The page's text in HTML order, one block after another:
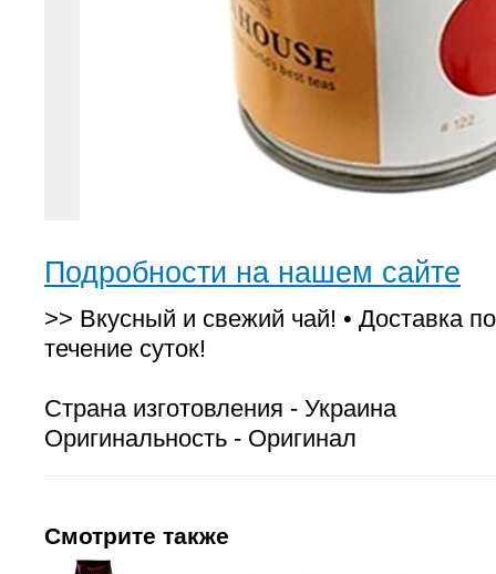
Подробности на нашем сайте
>> Вкусный и свежий чай! • Доставка
течение суток!
Страна изготовления - Украина
Оригинальность - Оригинал
Смотрите также